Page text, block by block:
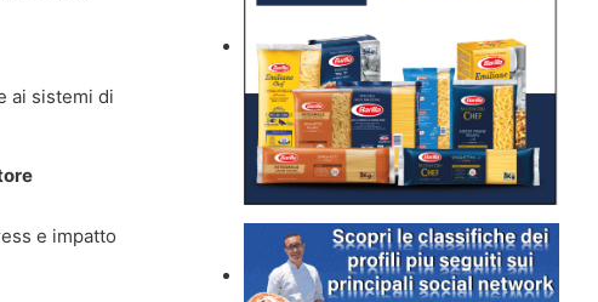
ai sistemi di
e impatto